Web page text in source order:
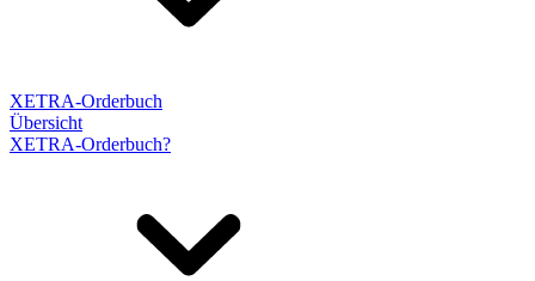
XETRA-Orderbuch
Übersicht
XETRA-Orderbuch?